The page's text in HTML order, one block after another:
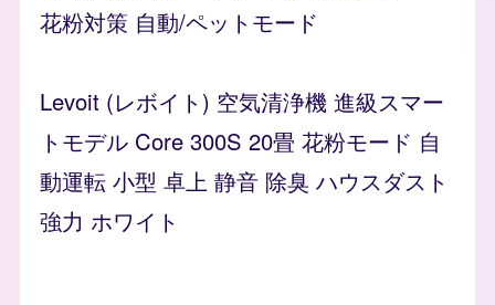
花粉対策 自動/ペットモード
Levoit (レボイト) 空気清浄機 進級スマー
トモデル Core 300S 20畳 花粉モード 自
動運転 小型 卓上 静音 除臭 ハウスダスト
強力 ホワイト